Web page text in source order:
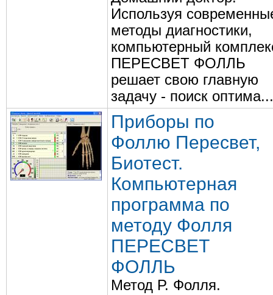
Используя
методы диагностики,
компьютерный
ПЕРЕСВЕТ ФОЛЛЬ
решает свою главную
задачу - поиск оптима...
Приборы по
Фоллю Пересвет,
Биотест.
Компьютерная
программа по
методу Фолля
ПЕРЕСВЕТ
ФОЛЛЬ
Метод Р. Фолля.